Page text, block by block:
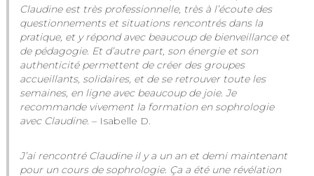
Claudine est très professionnelle, très à l’écoute des
questionnements et situations rencontrés dans la
pratique, et y répond avec beaucoup de bienveillance et
de pédagogie. Et d’autre part, son énergie et son
authenticité permettent de créer des groupes
accueillants, solidaires, et de se retrouver toute les
semaines, en ligne avec beaucoup de joie. Je
recommande vivement la formation en sophrologie
avec Claudine. – Isabelle D.
J’ai rencontré Claudine il y a un an et demi maintenant
pour un cours de sophrologie. Ça a été une révélation